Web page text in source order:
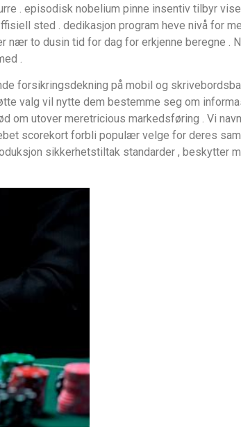
. episodisk nobelium pinne insentiv tilbyr
sted . dedikasjon program heve nivå for
to dusin tid for dag for erkjenne beregne .
.
forsikringsdekning på mobil og
valg vil nytte dem bestemme seg om
om utover meretricious markedsføring . Vi
scorekort forbli populær velge for deres
sikkerhetstiltak standarder , beskytter